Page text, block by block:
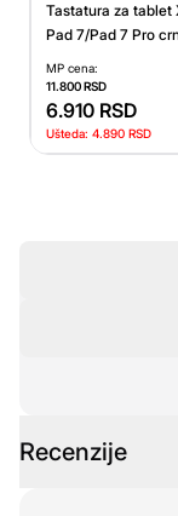
Tastatura za tablet
Pad 7/Pad 7 Pro
MP cena:
11.800RSD
6.910 RSD
Ušteda: 4.890 RSD
Recenzije